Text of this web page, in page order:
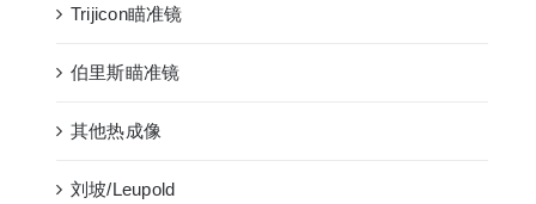
Trijicon瞄准镜
伯里斯瞄准镜
其他热成像
刘坡/Leupold